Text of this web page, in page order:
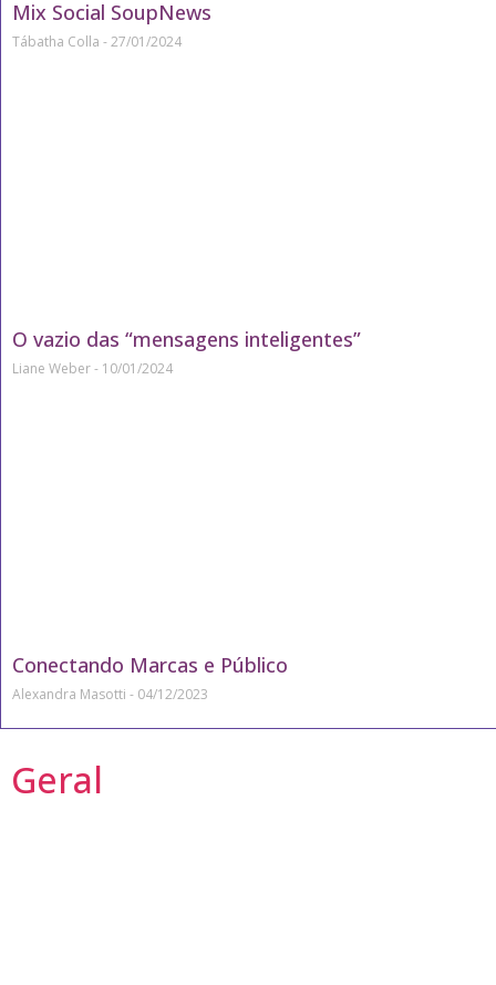
Mix Social SoupNews
Tábatha Colla 27/01/2024
O vazio das “mensagens inteligentes”
Liane Weber 10/01/2024
Conectando Marcas e Público
Alexandra Masotti 04/12/2023
Geral